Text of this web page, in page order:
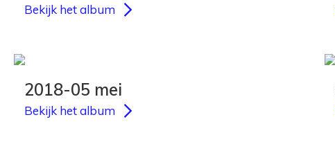
Bekijk het album
2018-05 mei
Bekijk het album